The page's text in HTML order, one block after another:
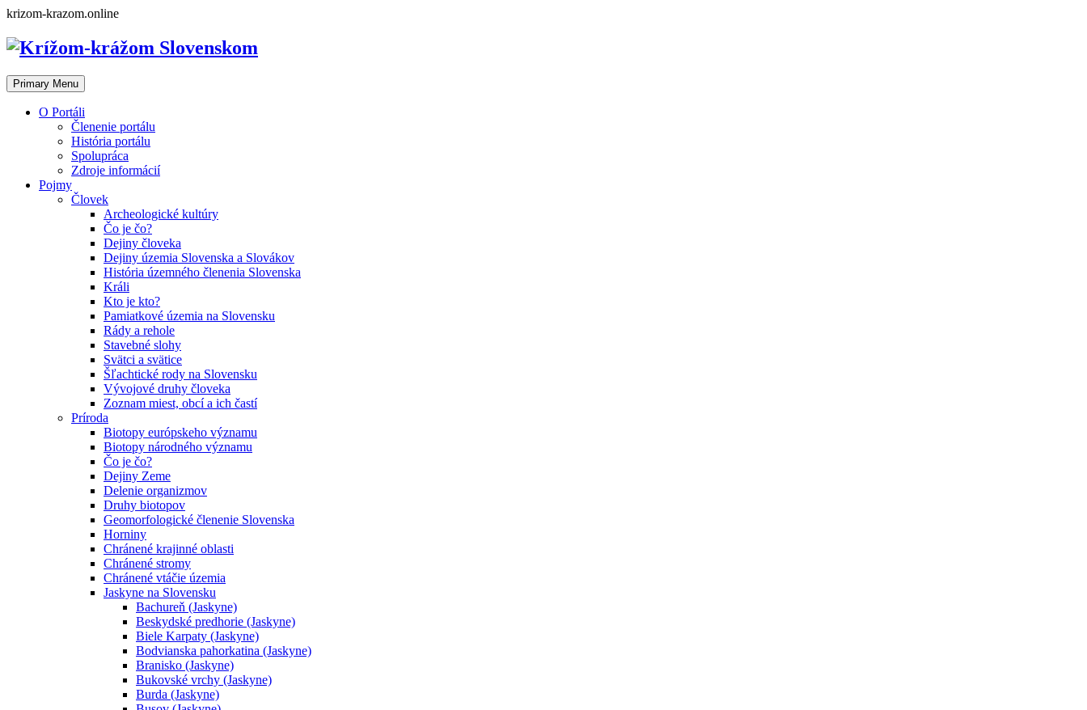
Skip
content
krizom-krazom.online
Primary Menu
O Portáli
Členenie portálu
História portálu
Spolupráca
Zdroje informácií
Pojmy
Človek
Archeologické kultúry
Čo je čo?
Dejiny človeka
Dejiny územia Slovenska a Slovákov
História územného členenia Slovenska
Králi
Kto je kto?
Pamiatkové územia na Slovensku
Rády a rehole
Stavebné slohy
Svätci a svätice
Šľachtické rody na Slovensku
Vývojové druhy človeka
Zoznam miest, obcí a ich častí
Príroda
Biotopy európskeho významu
Biotopy národného významu
Čo je čo?
Dejiny Zeme
Delenie organizmov
Druhy biotopov
Geomorfologické členenie Slovenska
Horniny
Chránené krajinné oblasti
Chránené stromy
Chránené vtáčie územia
Jaskyne na Slovensku
Bachureň (Jaskyne)
Beskydské predhorie (Jaskyne)
Biele Karpaty (Jaskyne)
Bodvianska pahorkatina (Jaskyne)
Branisko (Jaskyne)
Bukovské vrchy (Jaskyne)
Burda (Jaskyne)